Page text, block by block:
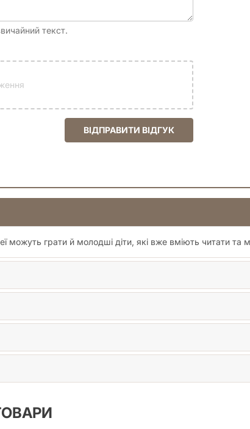
текст.
ВІДПРАВИТИ ВІДГУК
можуть грати й молодші діти, які вже вміють читати та